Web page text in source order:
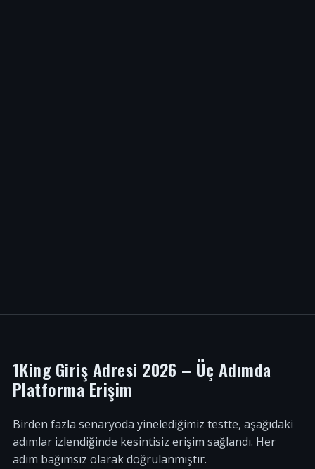
1King Giriş Adresi 2026 – Üç Adımda
Platforma Erişim
Birden fazla senaryoda yinelediğimiz testte, aşağıdaki
adımlar izlendiğinde kesintisiz erişim sağlandı. Her
adım bağımsız olarak doğrulanmıştır.